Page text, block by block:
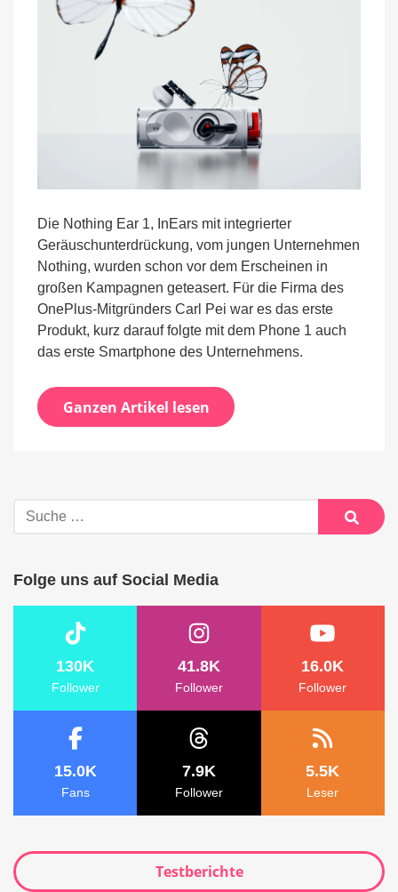
Die Nothing Ear 1, InEars mit integrierter
Geräuschunterdrückung, vom jungen Unternehmen
Nothing, wurden schon vor dem Erscheinen in
großen Kampagnen geteasert. Für die Firma des
OnePlus-Mitgründers Carl Pei war es das erste
Produkt, kurz darauf folgte mit dem Phone 1 auch
das erste Smartphone des Unternehmens.
Ganzen Artikel lesen
Suche
Suche
Folge uns auf Social Media
130K
Follower
41.8K
Follower
16.0K
Follower
15.0K
Fans
7.9K
Follower
5.5K
Leser
Testberichte